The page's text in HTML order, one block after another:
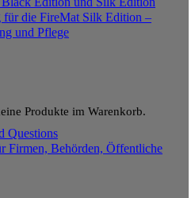
Produkte im Warenkorb.
für die FireMat Silk Edition –
und Pflege
Questions
Firmen, Behörden, Öffentliche